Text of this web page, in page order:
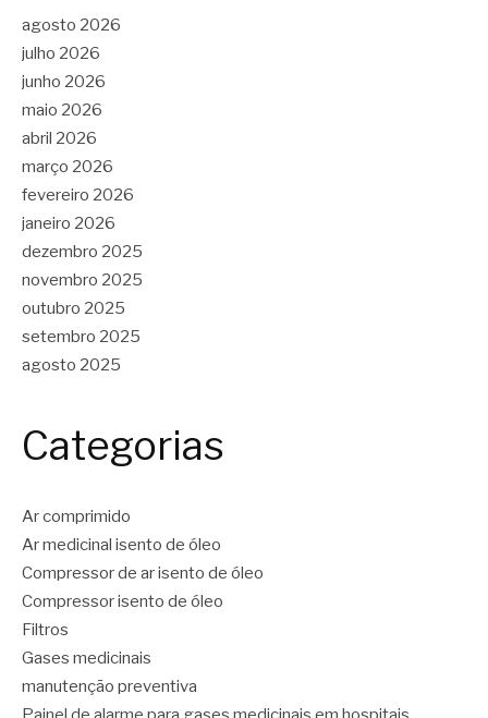
agosto 2026
julho 2026
junho 2026
maio 2026
abril 2026
março 2026
fevereiro 2026
janeiro 2026
dezembro 2025
novembro 2025
outubro 2025
setembro 2025
agosto 2025
Categorias
Ar comprimido
Ar medicinal isento de óleo
Compressor de ar isento de óleo
Compressor isento de óleo
Filtros
Gases medicinais
manutenção preventiva